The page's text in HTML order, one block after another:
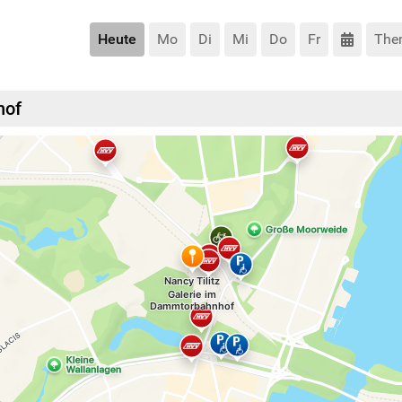
Heute Mo Di Mi Do Fr